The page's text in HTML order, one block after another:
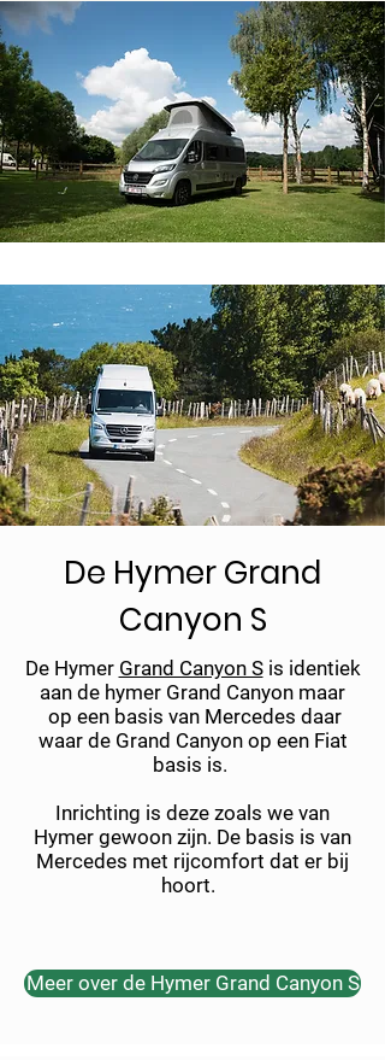
De Hymer Grand
Canyon S
De Hymer Grand Canyon Sis identiek
aan de hymer Grand Canyon maar
op een basis van Mercedes daar
waar de Grand Canyon op een Fiat
basis is.
Inrichting is deze zoals we van
Hymer gewoon zijn. De basis is van
Mercedes met rijcomfort dat er bij
hoort.
Meer over de Hymer Grand Canyon S